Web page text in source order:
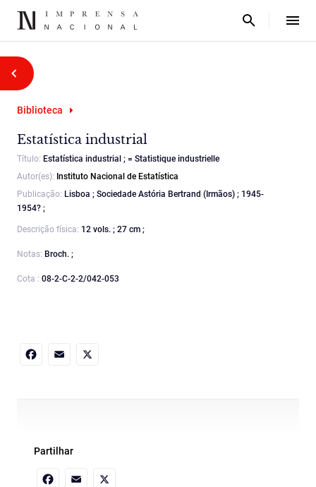
Biblioteca
Estatística industrial
Título: Estatística industrial ; = Statistique industrielle
Autor(es): Instituto Nacional de Estatística
Publicação: Lisboa ; Sociedade Astória Bertrand (Irmãos) ; 1945-
1954? ;
Descrição física: 12 vols. ; 27 cm ;
Notas: Broch. ;
Cota : 08-2-C-2-2/042-053
Partilhar